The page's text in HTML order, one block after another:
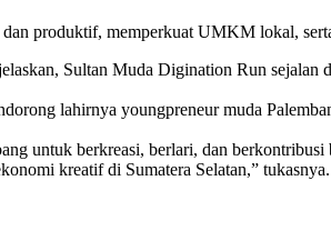
produktif, memperkuat UMKM lokal,
Sultan Muda Digination Run
lahirnya youngpreneur muda
untuk berkreasi, berlari, dan berkontribusi
kreatif di Sumatera Selatan,” tukasnya.